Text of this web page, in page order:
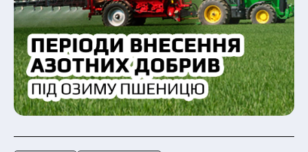
Ви ознайомилися та погоджуєтеся з політикою
захисту персональних даних.